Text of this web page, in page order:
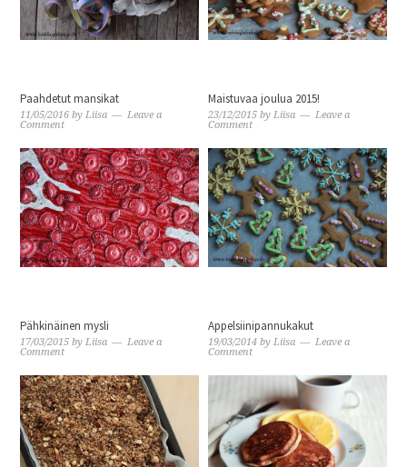
Paahdetut mansikat
11/05/2016 byLiisa
Leave a
Comment
Maistuvaa joulua 2015!
23/12/2015 byLiisa
Leave a
Comment
Pähkinäinen mysli
17/03/2015 byLiisa
Leave a
Comment
Appelsiinipannukakut
19/03/2014 byLiisa
Leave a
Comment